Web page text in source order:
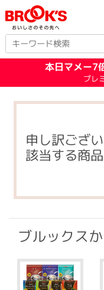
本日マメー7
プレ
申し訳ござい
該当する商
ブルックス